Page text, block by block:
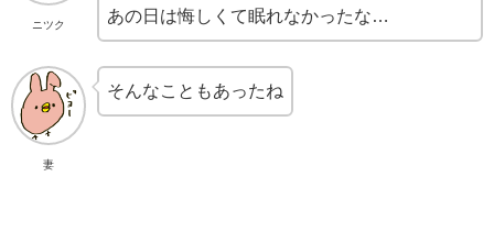
ニツク
あの日は悔しくて眠れなかったな…
妻
そんなこともあったね